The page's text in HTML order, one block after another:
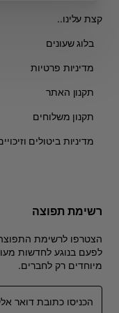
קצת עלינו..
בלוג שעונים
מדיניות פרטיות
תקנון האתר
תקנון משלוחים
מדיניות ביטולים
רשימת תפוצה
הצטרפו לרשימת
לפעם בנוגע לחדשות
מיוחדים רק לחברים.
הכניסו
כתובת